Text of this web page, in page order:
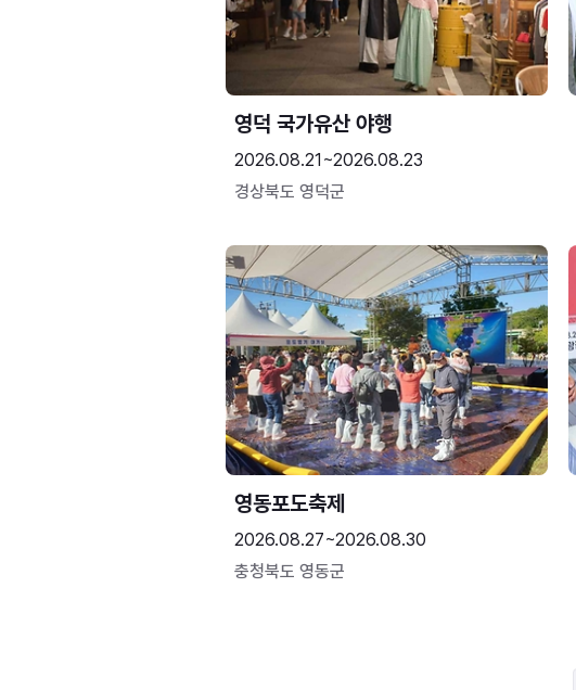
영덕 국가유산 야행
2026.08.21~2026.08.23
경상북도 영덕군
영동포도축제
2026.08.27~2026.08.30
충청북도 영동군